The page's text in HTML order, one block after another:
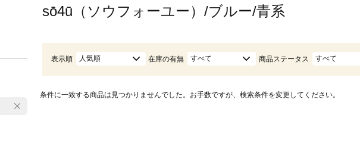
sō4ū（ソウフォーユー）/ブルー/青系
表示順 人気順 在庫の有無 すべて 商品ステータス すべて
条件に一致する商品は見つかりませんでした。お手数ですが、検索条件を変更してください。